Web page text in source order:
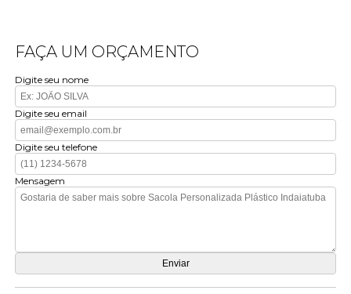
FAÇA UM ORÇAMENTO
Digite seu nome
Digite seu email
Digite seu telefone
Mensagem